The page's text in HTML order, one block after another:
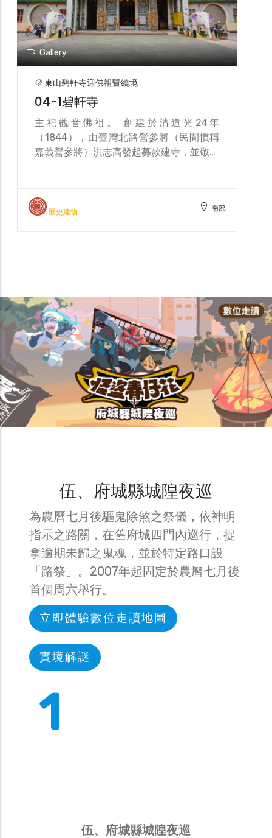
Gallery
東山碧軒寺迎佛祖暨繞境
04-1碧軒寺
主祀觀音佛祖。 創建於清道光24年
（1844），由臺灣北路營參將（民間慣稱
嘉義營參將）洪志高發起募款建寺，並敬獻
後，東山十六里及白河四里居民共同參與祭
祀和修建，而逐漸成為地方信仰中心。
歷史建物 南部
伍、府城縣城隍夜巡
為農曆七月後驅鬼除煞之祭儀，依神明
指示之路關，在舊府城四門內巡行，捉
拿逾期未歸之鬼魂，並於特定路口設
「路祭」。2007年起固定於農曆七月後
首個周六舉行。
立即體驗數位走讀地圖
實境解謎
1
伍、府城縣城隍夜巡